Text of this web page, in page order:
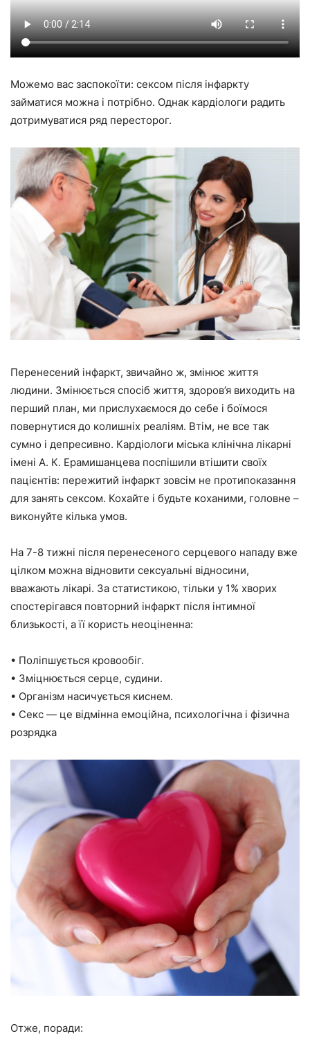
Можемо вас заспокоїти: сексом після інфаркту
займатися можна і потрібно. Однак кардіологи радить
дотримуватися ряд пересторог.
Перенесений інфаркт, звичайно ж, змінює життя
людини. Змінюється спосіб життя, здоров’я виходить на
перший план, ми прислухаємося до себе і боїмося
повернутися до колишніх реаліям. Втім, не все так
сумно і депресивно. Кардіологи міська клінічна лікарні
імені А. К. Ерамишанцева поспішили втішити своїх
пацієнтів: пережитий інфаркт зовсім не протипоказання
для занять сексом. Кохайте і будьте коханими, головне –
виконуйте кілька умов.
На 7-8 тижні після перенесеного серцевого нападу вже
цілком можна відновити сексуальні відносини,
вважають лікарі. За статистикою, тільки у 1% хворих
спостерігався повторний інфаркт після інтимної
близькості, а її користь неоціненна:
• Поліпшується кровообіг.
• Зміцнюється серце, судини.
• Організм насичується киснем.
• Секс — це відмінна емоційна, психологічна і фізична
розрядка
Отже, поради: